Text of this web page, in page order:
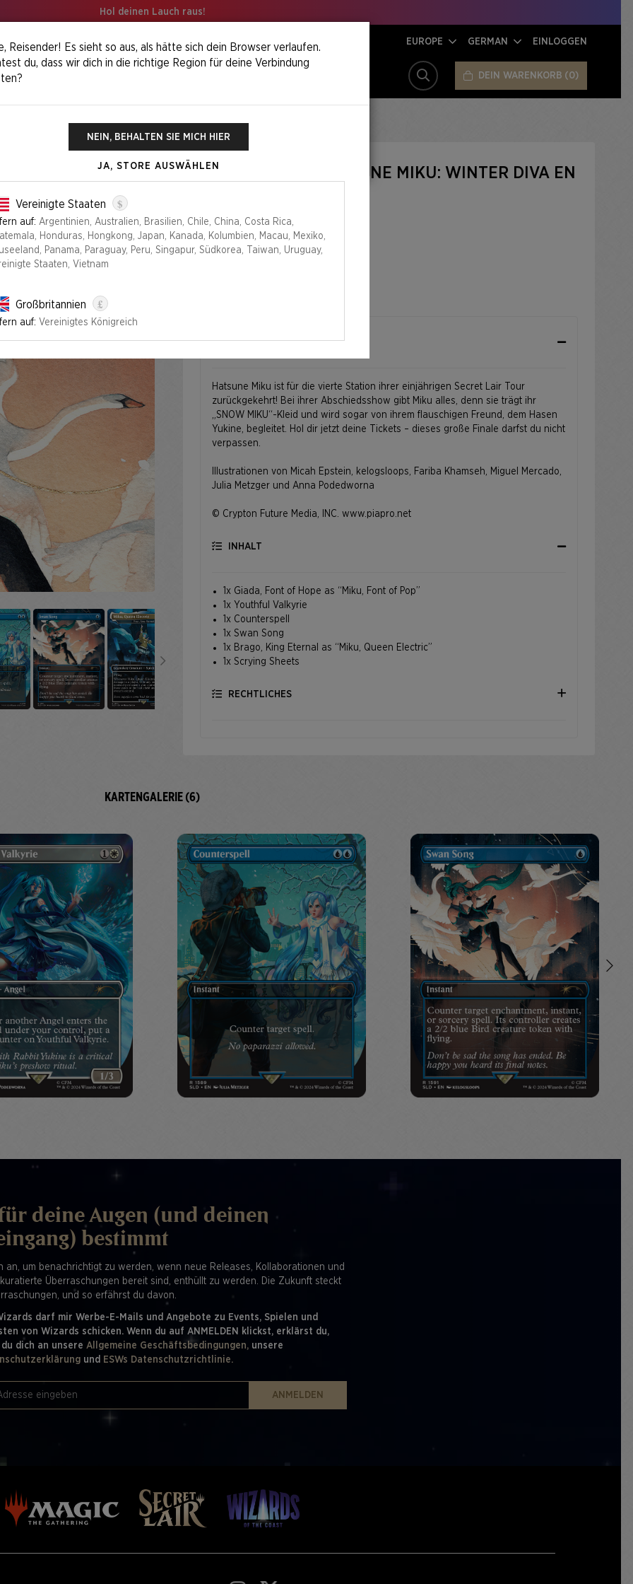
Hol deinen Lauch raus!
EUROPE GERMAN EINLOGGEN
SUCHE DEIN WARENKORB 0
SECRET LAIR X HATSUNE MIKU: WINTER DIVA EN
Auflage
NON FOIL FOIL
INFO
Hatsune Miku ist für die vierte Station ihrer einjährigen Secret Lair Tour
zurückgekehrt! Bei ihrer Abschiedsshow gibt Miku alles, denn sie trägt ihr
„SNOW MIKU“-Kleid und wird sogar von ihrem flauschigen Freund, dem Hasen
Yukine, begleitet. Hol dir jetzt deine Tickets – dieses große Finale darfst du nicht
verpassen.
Illustrationen von Micah Epstein, kelogsloops, Fariba Khamseh, Miguel Mercado,
Julia Metzger und Anna Podedworna
© Crypton Future Media, INC.www.piapro.net
Alle Karten sind nur auf Japanisch.
INHALT
1x Giada, Font of Hope as “Miku, Font of Pop”
1x Youthful Valkyrie
1x Counterspell
1x Swan Song
1x Brago, King Eternal as “Miku, Queen Electric”
1x Scrying Sheets
RECHTLICHES
KARTENGALERIE (6)
deine Augen (und deinen
bestimmt
an, um benachrichtigt zu werden, wenn neue Releases, Kollaborationen und
Überraschungen bereit sind, enthüllt zu werden. Die Zukunft steckt
und so erfährst du davon.
darf mir Werbe-E-Mails und Angebote zu Events, Spielen und
von Wizards schicken. Wenn du auf ANMELDEN klickst, erklärst du,
dich an unsere Allgemeine Geschäftsbedingungen, unsere
und ESWs Datenschutzrichtlinie.
ANMELDEN
Reisender! Es sieht so aus, als hätte sich dein Browser verlaufen.
du, dass wir dich in die richtige Region für deine Verbindung
NEIN, BEHALTEN SIE MICH HIER
JA, STORE AUSWÄHLEN
Vereinigte Staaten $
auf: Argentinien, Australien, Brasilien, Chile, China, Costa Rica,
Honduras, Hongkong, Japan, Kanada, Kolumbien, Macau, Mexiko,
Panama, Paraguay, Peru, Singapur, Südkorea, Taiwan, Uruguay,
Staaten, Vietnam
Großbritannien £
auf: Vereinigtes Königreich